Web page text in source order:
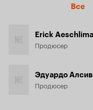
Все
Erick
Продюсер
Продюсер